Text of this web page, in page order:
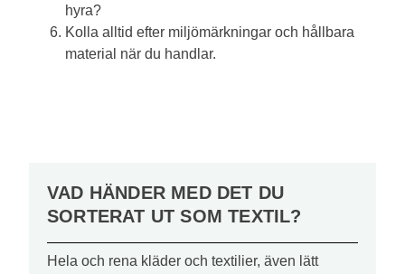
hyra?
Kolla alltid efter miljömärkningar och hållbara
material när du handlar.
VAD HÄNDER MED DET DU
SORTERAT UT SOM TEXTIL?
Hela och rena kläder och textilier, även lätt